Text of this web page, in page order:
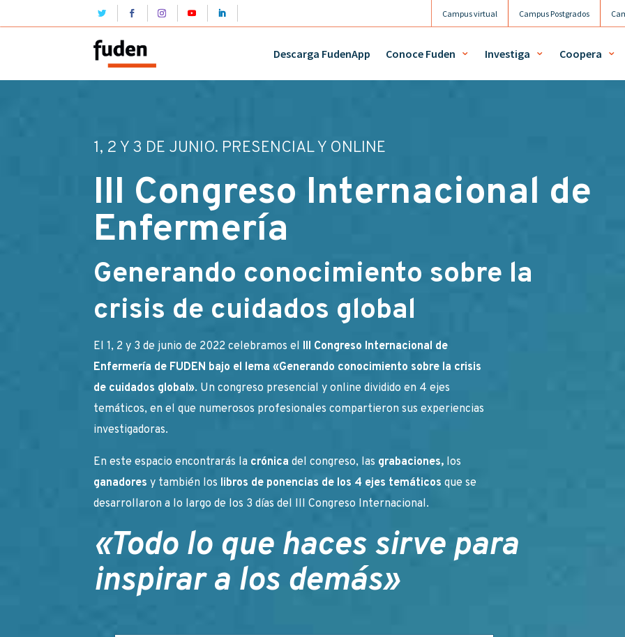
Campus Postgrados
Campus virtual
Descarga FudenApp Conoce Fuden Investiga Coopera
1, 2 Y 3 DE JUNIO. PRESENCIAL Y ONLINE
III Congreso Internacional de
Enfermería
Generando conocimiento sobre la
crisis de cuidados global
El 1, 2 y 3 de junio de 2022 celebramos el III Congreso Internacional de
Enfermería de FUDEN bajo el lema «Generando conocimiento sobre la crisis
de cuidados global». Un congreso presencial y online dividido en 4 ejes
temáticos, en el que numerosos profesionales compartieron sus experiencias
investigadoras.
En este espacio encontrarás la crónica del congreso, las grabaciones, los
ganadores y también los libros de ponencias de los 4 ejes temáticos que se
desarrollaron a lo largo de los 3 días del III Congreso Internacional.
«Todo lo que haces sirve para
inspirar a los demás»